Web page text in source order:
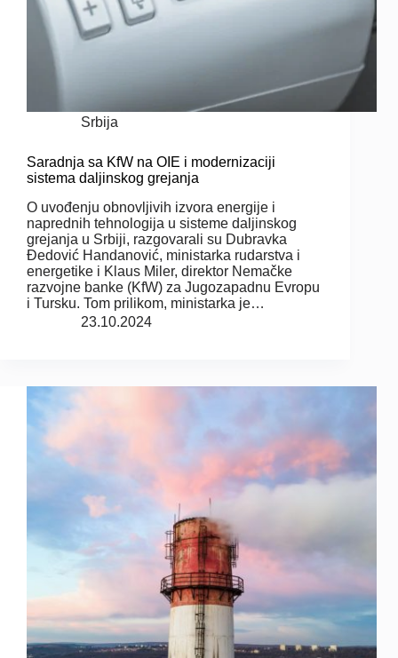
Srbija
Saradnja sa KfW na OIE i modernizaciji
sistema daljinskog grejanja
O uvođenju obnovljivih izvora energije i
naprednih tehnologija u sisteme daljinskog
grejanja u Srbiji, razgovarali su Dubravka
Đedović Handanović, ministarka rudarstva i
energetike i Klaus Miler, direktor Nemačke
razvojne banke (KfW) za Jugozapadnu Evropu
i Tursku. Tom prilikom, ministarka je…
23.10.2024